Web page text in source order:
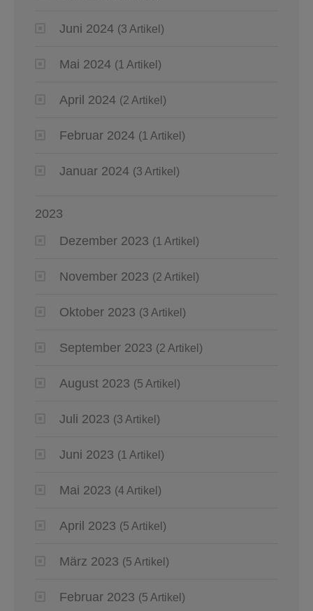
Juni 2024 (3 Artikel)
Mai 2024 (1 Artikel)
April 2024 (2 Artikel)
Februar 2024 (1 Artikel)
Januar 2024 (3 Artikel)
2023
Dezember 2023 (1 Artikel)
November 2023 (2 Artikel)
Oktober 2023 (3 Artikel)
September 2023 (2 Artikel)
August 2023 (5 Artikel)
Juli 2023 (3 Artikel)
Juni 2023 (1 Artikel)
Mai 2023 (4 Artikel)
April 2023 (5 Artikel)
März 2023 (5 Artikel)
Februar 2023 (5 Artikel)